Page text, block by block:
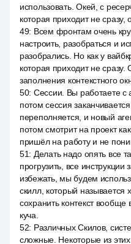
использовать. Окей, с
которая приходит не
49: Всем фронтам очень
настроить, разобраться и
разобрались. Но как у
которая приходит не
заполнения контекстного
50: Сессии. Вы работаете с
потом сессия
переполняется, и новый
потом смотрит на проект
пришёл на работу и не
51: Делать надо опять все
прогрузить, все инструкции
избежать, мы будем
скилл, который называется
сохранить контекст вообще
куча.
52: Различных Скилов,
сложные. Некоторые из